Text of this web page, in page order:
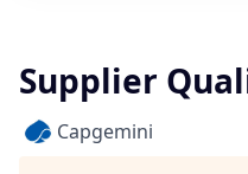
Supplier
Capgemini